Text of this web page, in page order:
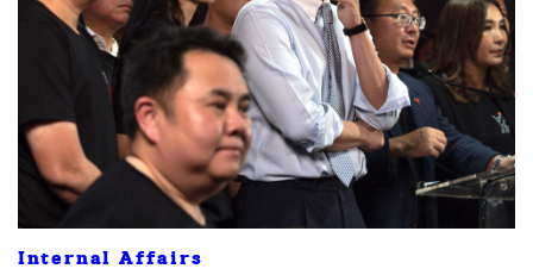
Internal Affairs